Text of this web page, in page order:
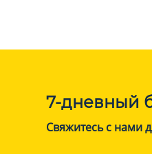
7-дневный
Свяжитесь с нами